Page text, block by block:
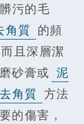
污的毛
角質 的頻
且深層潔
砂膏或 泥
去角質 方法
的傷害，